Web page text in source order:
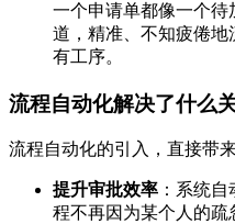
一个申请单都像一个待
道，精准、不知疲倦
有工序。
流程自动化解决了什么
流程自动化的引入，直接带
提升审批效率 ：系统
程不再因为某个人的疏